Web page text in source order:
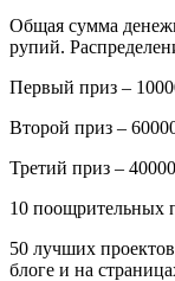
Общая сумма
рупий.
Первый приз –
Второй приз –
Третий приз –
10 поощрительных
50 лучших
блоге и на